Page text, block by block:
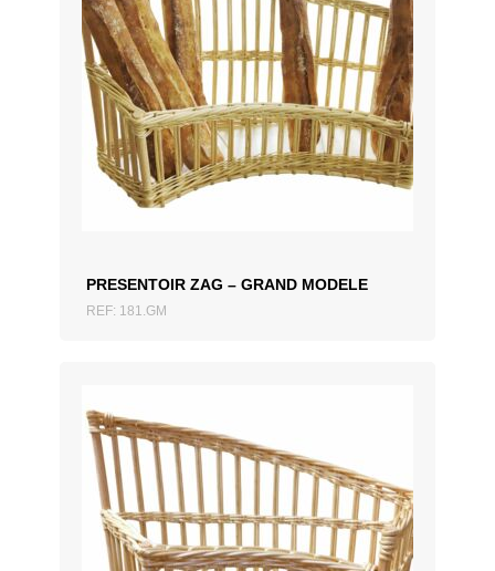
PRESENTOIR ZAG – GRAND MODELE
REF: 181.GM
AJOUTER AU DEVIS